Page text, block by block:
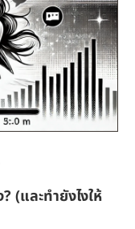
(และทำยังไงให้